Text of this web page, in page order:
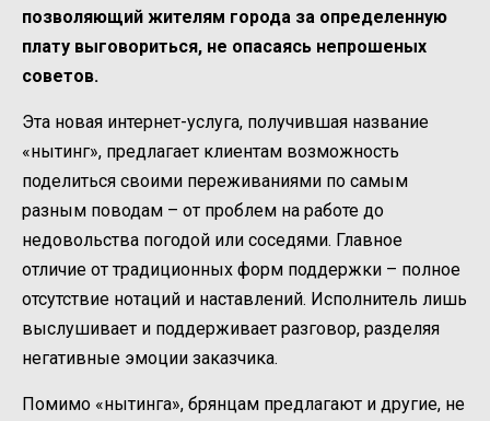
позволяющий жителям города за определенную
плату выговориться, не опасаясь непрошеных
советов.
Эта новая интернет-услуга, получившая название
«нытинг», предлагает клиентам возможность
поделиться своими переживаниями по самым
разным поводам – от проблем на работе до
недовольства погодой или соседями. Главное
отличие от традиционных форм поддержки – полное
отсутствие нотаций и наставлений. Исполнитель лишь
выслушивает и поддерживает разговор, разделяя
негативные эмоции заказчика.
Помимо «нытинга», брянцам предлагают и другие, не